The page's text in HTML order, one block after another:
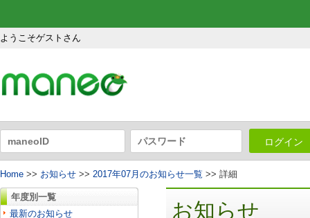
ようこそゲストさん
ログイン
Home >> お知らせ >> 2017年07月のお知らせ一覧 >> 詳細
年度別一覧
最新のお知らせ
お知らせ